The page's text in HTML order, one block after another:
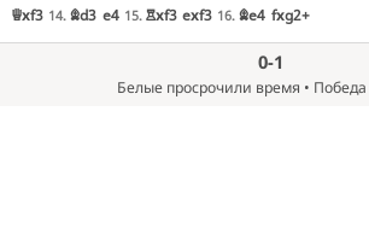
Qxf3 14. Bd3 e4 15. Rxf3 exf3 16. Be4 fxg2+
0-1
Белые просрочили время •